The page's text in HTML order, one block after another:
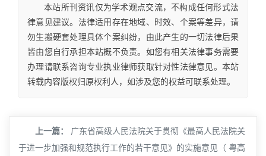
本站所刊资讯仅为学术观点交流，不构成任何形式法
律意见建议。法律适用存在地域、时效、个案等差异，请
勿生搬硬套处理具体个案纠纷，由此产生的一切法律后果
皆由您自行承担本站概不负责。如您有相关法律事务需要
办理请联系咨询专业执业律师获取针对性法律意见。本站
转载内容版权归原权利人，如涉及您的权益可联系处理。
上一篇：
广东省高级人民法院关于贯彻《最高人民法院关
于进一步加强和规范执行工作的若干意见》的实施意见（ 粤高